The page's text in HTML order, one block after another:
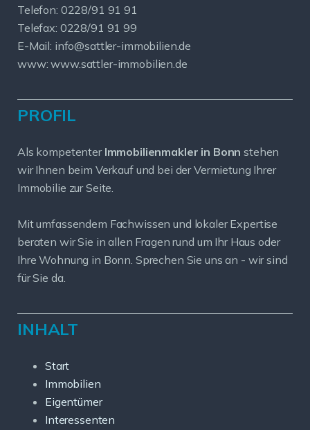
Telefon: 0228/91 91 91
Telefax: 0228/91 91 99
E-Mail: info@sattler-immobilien.de
www: www.sattler-immobilien.de
PROFIL
Als kompetenter Immobilienmakler in Bonn stehen
wir Ihnen beim Verkauf und bei der Vermietung Ihrer
Immobilie zur Seite.
Mit umfassendem Fachwissen und lokaler Expertise
beraten wir Sie in allen Fragen rund um Ihr Haus oder
Ihre Wohnung in Bonn. Sprechen Sie uns an - wir sind
für Sie da.
INHALT
Start
Immobilien
Eigentümer
Interessenten